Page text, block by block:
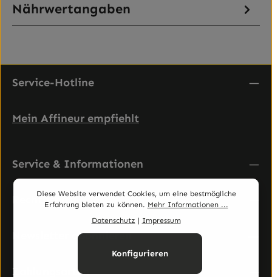
Nährwertangaben
Service-Hotline
Mein Affineur empfiehlt
Service & Informationen
Rechtliches
Newsletter abonnieren
Zahlungsarten
Diese Website verwendet Cookies, um eine bestmögliche
Erfahrung bieten zu können. Mehr Informationen ...
Datenschutz | Impressum
Konfigurieren